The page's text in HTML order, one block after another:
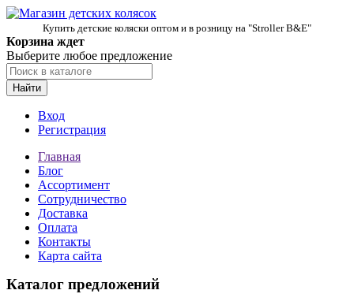
Купить детские коляски оптом и в розницу на "Stroller B&E"
Корзина ждет
Выберите любое предложение
Найти
Вход
Регистрация
Главная
Блог
Ассортимент
Сотрудничество
Доставка
Оплата
Контакты
Карта сайта
Каталог предложений